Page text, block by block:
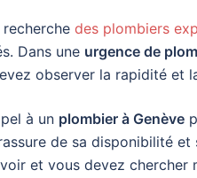
des plombiers
Dans une urgence de
observer la rapidité et
à un plombier à Genève
de sa disponibilité
et vous devez